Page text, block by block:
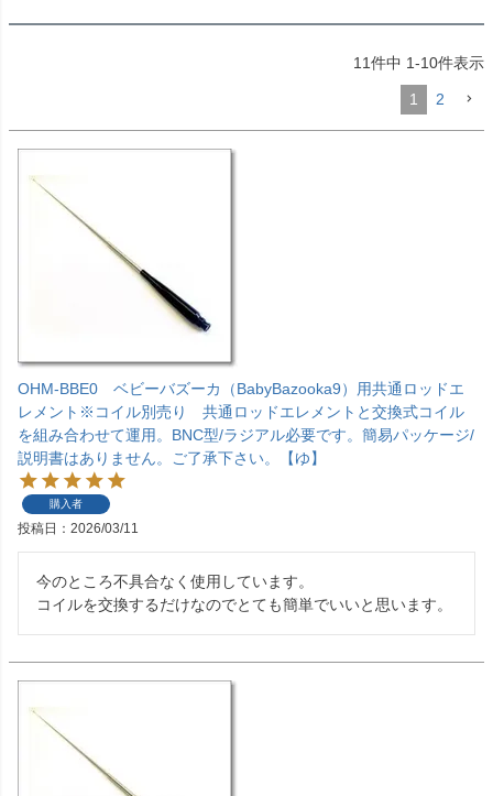
11件中 1-10件表示
1 2
OHM-BBE0 ベビーバズーカ（BabyBazooka9）用共通ロッドエ
レメント※コイル別売り 共通ロッドエレメントと交換式コイル
を組み合わせて運用。BNC型/ラジアル必要です。簡易パッケージ/
説明書はありません。ご了承下さい。【ゆ】
購入者
投稿日 2026/03/11
今のところ不具合なく使用しています。
コイルを交換するだけなのでとても簡単でいいと思います。